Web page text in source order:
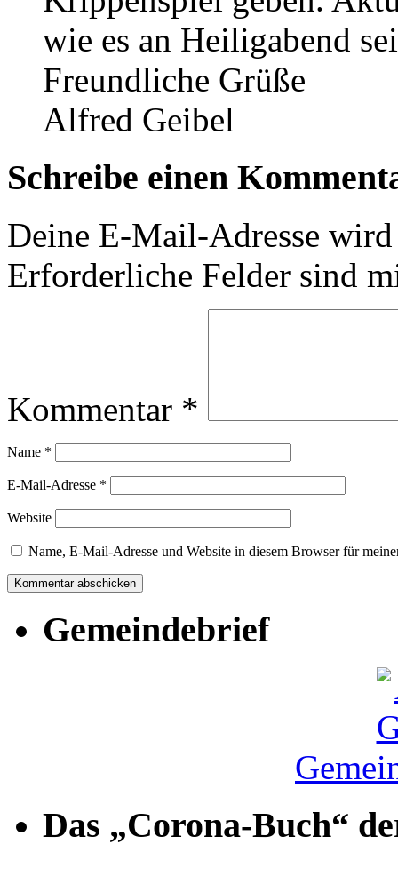
wie es an Heiligabend
Freundliche Grüße
Alfred Geibel
Schreibe einen
Deine E-Mail-Adresse
Erforderliche Felder sind
Kommentar *
Name *
E-Mail-Adresse *
Website
Name, E-Mail-Adresse und Website in diesem Browser für
Gemeindebrief
Das „Corona-Buch“